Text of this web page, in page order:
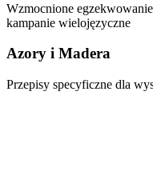
Wzmocnione
kampanie wielojęzyczne
Azory i Madera
Przepisy specyficzne dla